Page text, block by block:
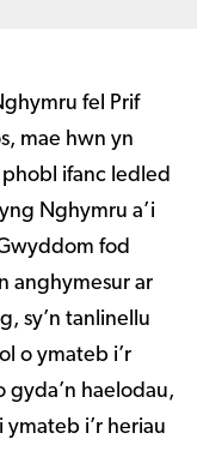
fel Prif
mae hwn yn
ifanc ledled
Nghymru a’i
fod
anghymesur ar
sy’n tanlinellu
o ymateb i’r
gyda’n haelodau,
i’r heriau